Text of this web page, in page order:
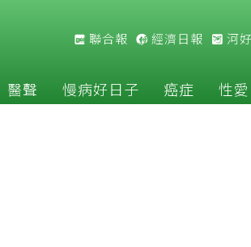
聯合報 經濟日報 河
醫聲 慢病好日子 癌症 性愛